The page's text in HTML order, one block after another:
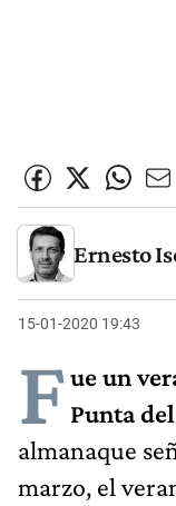
Ernesto
15-01-2020 19:43
Fue un
Punta
almanaque
marzo, el